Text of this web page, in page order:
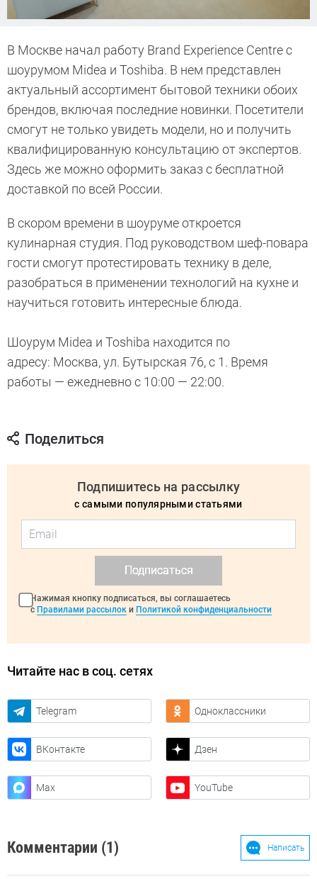
В Москве начал работу Brand Experience Centre с
шоурумом Midea и Toshiba. В нем представлен
актуальный ассортимент бытовой техники обоих
брендов, включая последние новинки. Посетители
смогут не только увидеть модели, но и получить
квалифицированную консультацию от экспертов.
Здесь же можно оформить заказ с бесплатной
доставкой по всей России.
В скором времени в шоуруме откроется
кулинарная студия. Под руководством шеф-повара
гости смогут протестировать технику в деле,
разобраться в применении технологий на кухне и
научиться готовить интересные блюда.
Шоурум Midea и Toshiba находится по
адресу: Москва, ул. Бутырская 76, с 1. Время
работы — ежедневно с 10:00 — 22:00.
Поделиться
Подпишитесь на рассылку
с самыми популярными статьями
Подписаться
Нажимая кнопку подписаться, вы соглашаетесь
с Правилами рассылок и Политикой конфиденциальности
Читайте нас в соц. сетях
Telegram Одноклассники
ВКонтакте Дзен
Max YouTube
Комментарии (1) Написать